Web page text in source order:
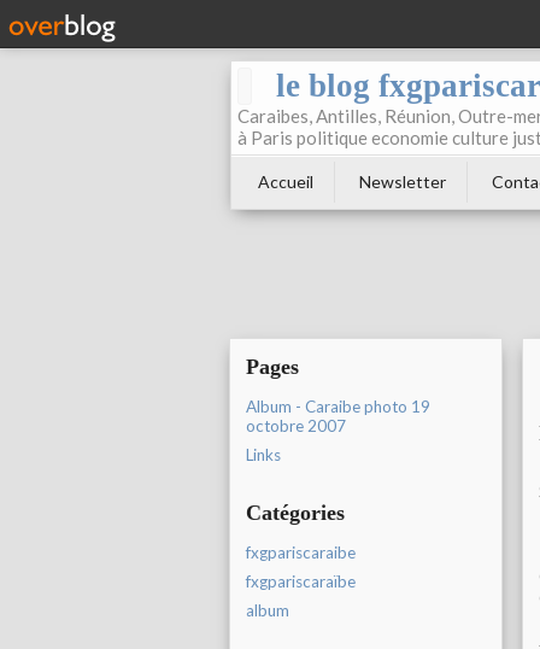
le blog
Caraibes, Antilles, Réunion, Outre-
à Paris politique economie culture
Accueil Newsletter
Pages
Album - Caraibe photo 19
octobre 2007
Links
Catégories
fxgpariscaraibe
fxgpariscaraïbe
album